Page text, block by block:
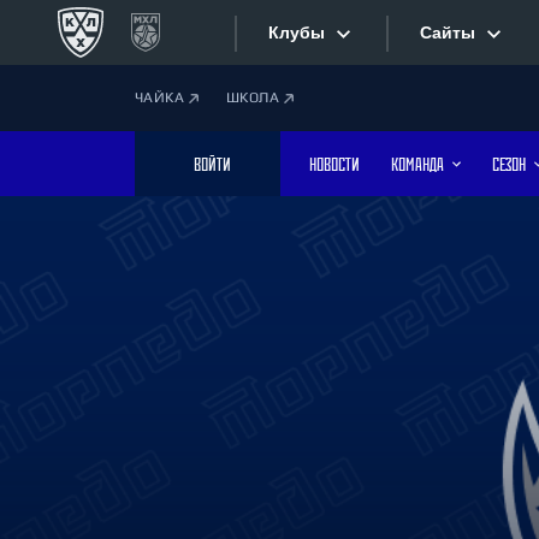
Клубы
Дивизион Боброва
Лада
Сайты
Фотобанк
ЧАЙКА ШКОЛА
ВОЙТИ НОВОСТИ КОМАНДА СЕЗОН